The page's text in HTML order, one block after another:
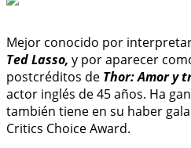
Mejor conocido por
Ted Lasso, y por aparecer
postcréditos de Thor: Amor y
actor inglés de 45 años. Ha
también tiene en su haber
Critics Choice Award.